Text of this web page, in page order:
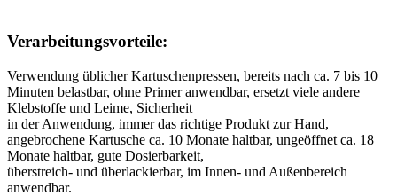
Verarbeitungsvorteile:
Verwendung üblicher Kartuschenpressen, bereits nach ca. 7 bis 10
Minuten belastbar, ohne Primer anwendbar, ersetzt viele andere
Klebstoffe und Leime, Sicherheit
in der Anwendung, immer das richtige Produkt zur Hand,
angebrochene Kartusche ca. 10 Monate haltbar, ungeöffnet ca. 18
Monate haltbar, gute Dosierbarkeit,
überstreich- und überlackierbar, im Innen- und Außenbereich
anwendbar.